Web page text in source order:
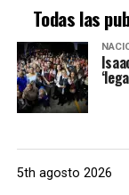
Todas las
5th agosto 2026